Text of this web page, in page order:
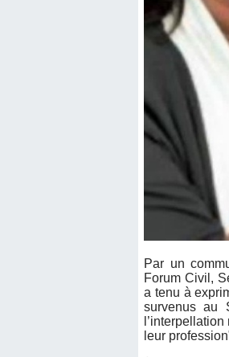
Par un
Forum Civil,
a tenu à
survenus au
leur